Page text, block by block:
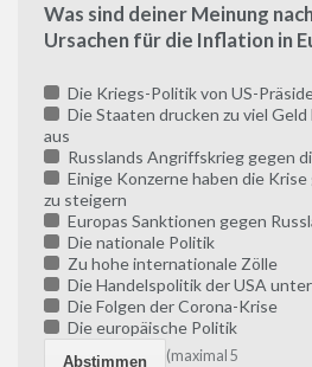
Was sind deiner Meinung
Ursachen für die Inflation in
Die Kriegs-Politik von US-
Die Staaten drucken zu viel Geld
aus
Russlands Angriffskrieg gegen
Einige Konzerne haben die
zu steigern
Europas Sanktionen gegen
Die nationale Politik
Zu hohe internationale Zölle
Die Handelspolitik der USA
Die Folgen der Corona-Krise
Die europäische Politik
(maximal 5